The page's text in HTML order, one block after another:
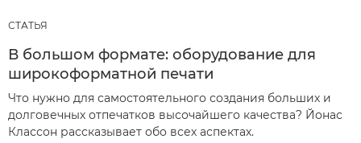
СТАТЬЯ
В большом формате: оборудование для
широкоформатной печати
Что нужно для самостоятельного создания больших и
долговечных отпечатков высочайшего качества? Йонас
Классон рассказывает обо всех аспектах.